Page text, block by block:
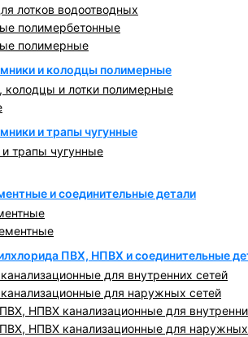
лотков водоотводных
полимербетонные
полимерные
и колодцы полимерные
и лотки полимерные
и трапы чугунные
трапы чугунные
и соединительные детали
ПВХ, НПВХ и соединительные
для внутренних сетей
для наружных сетей
НПВХ канализационные для
НПВХ канализационные для